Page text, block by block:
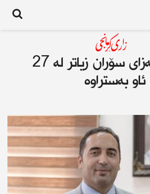
لە سنوورى قەزای سۆران زیاتر لە 27
بەستراوە